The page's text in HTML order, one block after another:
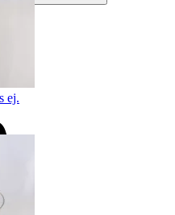
ej.